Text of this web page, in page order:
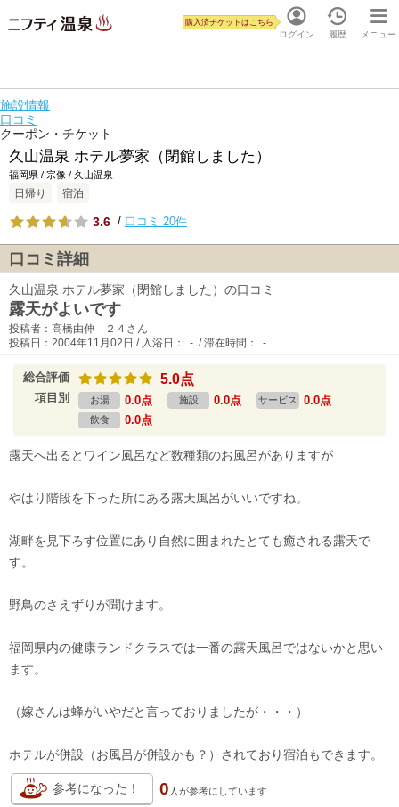
ログイン
購入済チケットはこちら
履歴 メニュー
施設情報
口コミ
クーポン・チケット
久山温泉 ホテル夢家（閉館しました）
福岡県 / 宗像 / 久山温泉
日帰り 宿泊
3.6 / 口コミ 20件
口コミ詳細
久山温泉 ホテル夢家（閉館しました）の口コミ
露天がよいです
投稿者：高橋由伸 ２４さん
投稿日：2004年11月02日 / 入浴日： - / 滞在時間： -
総合評価 5.0点
項目別 お湯 0.0点 施設 0.0点 サービス 0.0点
飲食 0.0点
露天へ出るとワイン風呂など数種類のお風呂がありますが
やはり階段を下った所にある露天風呂がいいですね。
湖畔を見下ろす位置にあり自然に囲まれたとても癒される露天で
す。
野鳥のさえずりが聞けます。
福岡県内の健康ランドクラスでは一番の露天風呂ではないかと思い
ます。
（嫁さんは蜂がいやだと言っておりましたが・・・）
ホテルが併設（お風呂が併設かも？）されており宿泊もできます。
参考になった！ 0 人が参考にしています